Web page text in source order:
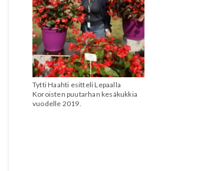
Tytti Haahti esitteli Lepaalla
Koroisten puutarhan kesäkukkia
vuodelle 2019.